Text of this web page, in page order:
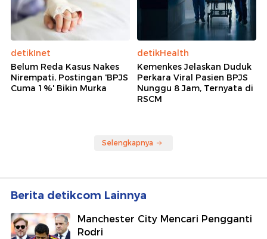
detikInet
Belum Reda Kasus Nakes
Nirempati, Postingan 'BPJS
Cuma 1%' Bikin Murka
detikHealth
Kemenkes Jelaskan Duduk
Perkara Viral Pasien BPJS
Nunggu 8 Jam, Ternyata di
RSCM
Selengkapnya
Berita detikcom Lainnya
Manchester City Mencari Pengganti
Rodri